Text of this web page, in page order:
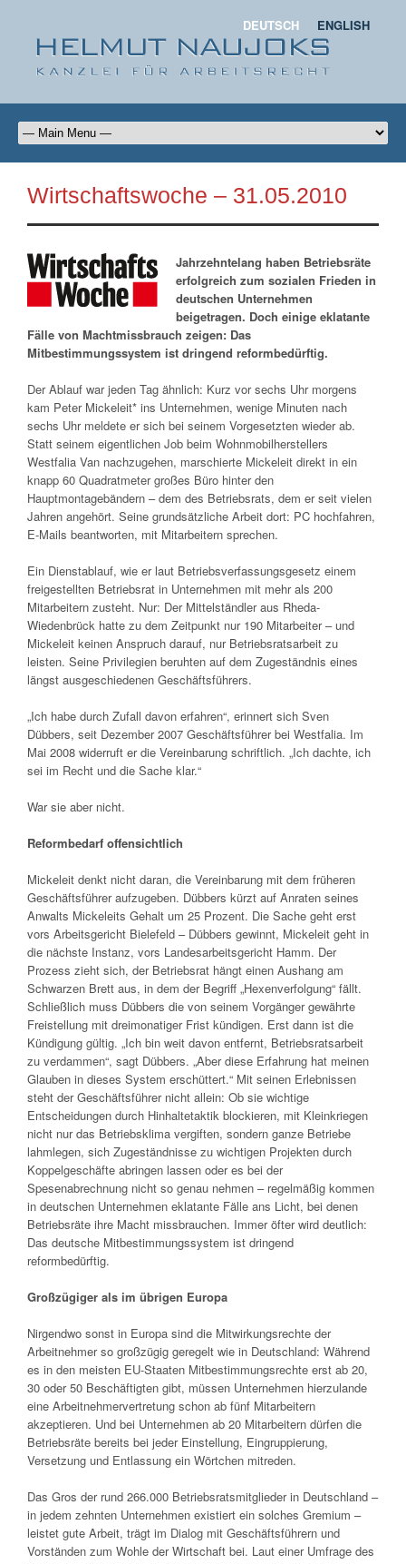
DEUTSCH ENGLISH
Wirtschaftswoche – 31.05.2010
Jahrzehntelang haben Betriebsräte
erfolgreich zum sozialen Frieden in
deutschen Unternehmen
beigetragen. Doch einige eklatante
Fälle von Machtmissbrauch zeigen: Das
Mitbestimmungssystem ist dringend reformbedürftig.
Der Ablauf war jeden Tag ähnlich: Kurz vor sechs Uhr morgens
kam Peter Mickeleit* ins Unternehmen, wenige Minuten nach
sechs Uhr meldete er sich bei seinem Vorgesetzten wieder ab.
Statt seinem eigentlichen Job beim Wohnmobilherstellers
Westfalia Van nachzugehen, marschierte Mickeleit direkt in ein
knapp 60 Quadratmeter großes Büro hinter den
Hauptmontagebändern – dem des Betriebsrats, dem er seit vielen
Jahren angehört. Seine grundsätzliche Arbeit dort: PC hochfahren,
E-Mails beantworten, mit Mitarbeitern sprechen.
Ein Dienstablauf, wie er laut Betriebsverfassungsgesetz einem
freigestellten Betriebsrat in Unternehmen mit mehr als 200
Mitarbeitern zusteht. Nur: Der Mittelständler aus Rheda-
Wiedenbrück hatte zu dem Zeitpunkt nur 190 Mitarbeiter – und
Mickeleit keinen Anspruch darauf, nur Betriebsratsarbeit zu
leisten. Seine Privilegien beruhten auf dem Zugeständnis eines
längst ausgeschiedenen Geschäftsführers.
„Ich habe durch Zufall davon erfahren“, erinnert sich Sven
Dübbers, seit Dezember 2007 Geschäftsführer bei Westfalia. Im
Mai 2008 widerruft er die Vereinbarung schriftlich. „Ich dachte, ich
sei im Recht und die Sache klar.“
War sie aber nicht.
Reformbedarf offensichtlich
Mickeleit denkt nicht daran, die Vereinbarung mit dem früheren
Geschäftsführer aufzugeben. Dübbers kürzt auf Anraten seines
Anwalts Mickeleits Gehalt um 25 Prozent. Die Sache geht erst
vors Arbeitsgericht Bielefeld – Dübbers gewinnt, Mickeleit geht in
die nächste Instanz, vors Landesarbeitsgericht Hamm. Der
Prozess zieht sich, der Betriebsrat hängt einen Aushang am
Schwarzen Brett aus, in dem der Begriff „Hexenverfolgung“ fällt.
Schließlich muss Dübbers die von seinem Vorgänger gewährte
Freistellung mit dreimonatiger Frist kündigen. Erst dann ist die
Kündigung gültig. „Ich bin weit davon entfernt, Betriebsratsarbeit
zu verdammen“, sagt Dübbers. „Aber diese Erfahrung hat meinen
Glauben in dieses System erschüttert.“ Mit seinen Erlebnissen
steht der Geschäftsführer nicht allein: Ob sie wichtige
Entscheidungen durch Hinhaltetaktik blockieren, mit Kleinkriegen
nicht nur das Betriebsklima vergiften, sondern ganze Betriebe
lahmlegen, sich Zugeständnisse zu wichtigen Projekten durch
Koppelgeschäfte abringen lassen oder es bei der
Spesenabrechnung nicht so genau nehmen – regelmäßig kommen
in deutschen Unternehmen eklatante Fälle ans Licht, bei denen
Betriebsräte ihre Macht missbrauchen. Immer öfter wird deutlich:
Das deutsche Mitbestimmungssystem ist dringend
reformbedürftig.
Großzügiger als im übrigen Europa
Nirgendwo sonst in Europa sind die Mitwirkungsrechte der
Arbeitnehmer so großzügig geregelt wie in Deutschland: Während
es in den meisten EU-Staaten Mitbestimmungsrechte erst ab 20,
30 oder 50 Beschäftigten gibt, müssen Unternehmen hierzulande
eine Arbeitnehmervertretung schon ab fünf Mitarbeitern
akzeptieren. Und bei Unternehmen ab 20 Mitarbeitern dürfen die
Betriebsräte bereits bei jeder Einstellung, Eingruppierung,
Versetzung und Entlassung ein Wörtchen mitreden.
Das Gros der rund 266.000 Betriebsratsmitglieder in Deutschland –
in jedem zehnten Unternehmen existiert ein solches Gremium –
leistet gute Arbeit, trägt im Dialog mit Geschäftsführern und
Vorständen zum Wohle der Wirtschaft bei. Laut einer Umfrage des